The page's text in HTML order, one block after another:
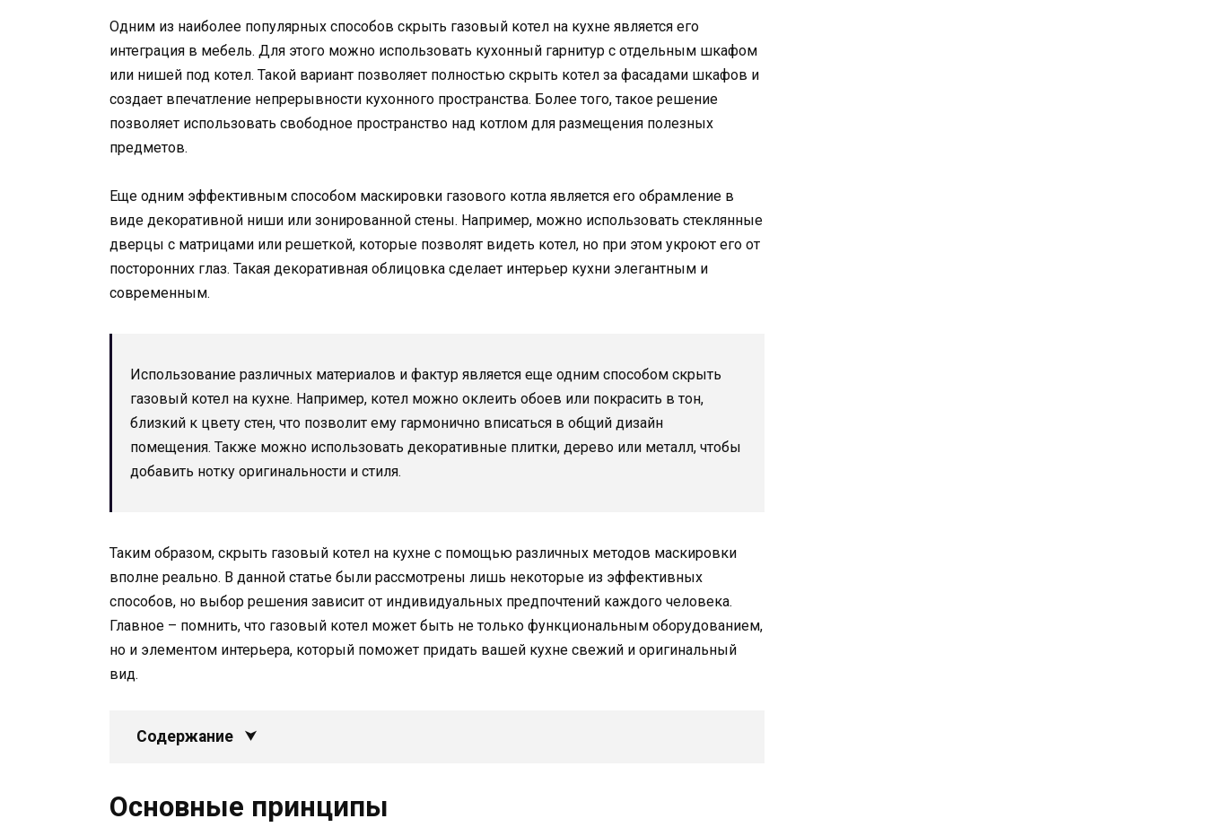
Одним из наиболее популярных способов скрыть газовый котел на кухне является его
интеграция в мебель. Для этого можно использовать кухонный гарнитур с отдельным шкафом
или нишей под котел. Такой вариант позволяет полностью скрыть котел за фасадами шкафов и
создает впечатление непрерывности кухонного пространства. Более того, такое решение
позволяет использовать свободное пространство над котлом для размещения полезных
предметов.
Еще одним эффективным способом маскировки газового котла является его обрамление в
виде декоративной ниши или зонированной стены. Например, можно использовать стеклянные
дверцы с матрицами или решеткой, которые позволят видеть котел, но при этом укроют его от
посторонних глаз. Такая декоративная облицовка сделает интерьер кухни элегантным и
современным.
Использование различных материалов и фактур является еще одним способом скрыть
газовый котел на кухне. Например, котел можно оклеить обоев или покрасить в тон,
близкий к цвету стен, что позволит ему гармонично вписаться в общий дизайн
помещения. Также можно использовать декоративные плитки, дерево или металл, чтобы
добавить нотку оригинальности и стиля.
Таким образом, скрыть газовый котел на кухне с помощью различных методов маскировки
вполне реально. В данной статье были рассмотрены лишь некоторые из эффективных
способов, но выбор решения зависит от индивидуальных предпочтений каждого человека.
Главное – помнить, что газовый котел может быть не только функциональным оборудованием,
но и элементом интерьера, который поможет придать вашей кухне свежий и оригинальный
вид.
Содержание
Основные принципы